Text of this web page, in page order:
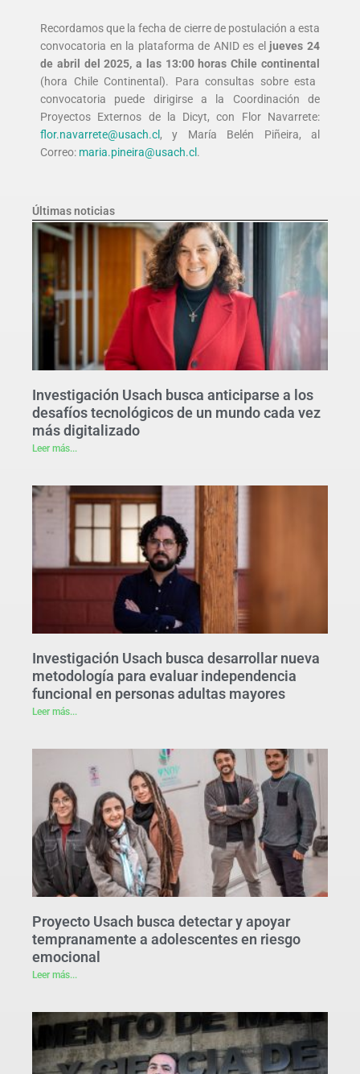
Recordamos que la fecha de cierre de postulación a esta
convocatoria en la plataforma de ANID es el jueves 24
de abril del 2025, a las 13:00 horas Chile continental
(hora Chile Continental). Para consultas sobre esta
convocatoria puede dirigirse a la Coordinación de
Proyectos Externos de la Dicyt, con Flor Navarrete:
flor.navarrete@usach.cl , y María Belén Piñeira, al
Correo: maria.pineira@usach.cl .
Últimas noticias
Investigación Usach busca anticiparse a los
desafíos tecnológicos de un mundo cada vez
más digitalizado
Leer más...
Investigación Usach busca desarrollar nueva
metodología para evaluar independencia
funcional en personas adultas mayores
Leer más...
Proyecto Usach busca detectar y apoyar
tempranamente a adolescentes en riesgo
emocional
Leer más...